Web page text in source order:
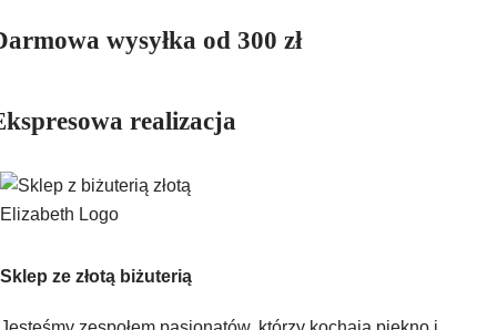
wysyłka od 300 zł
realizacja
Sklep ze złotą biżuterią